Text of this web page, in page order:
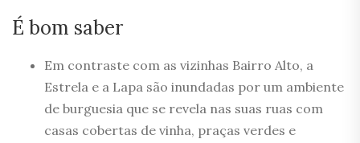
É bom saber
Em contraste com as vizinhas Bairro Alto, a
Estrela e a Lapa são inundadas por um ambiente
de burguesia que se revela nas suas ruas com
casas cobertas de vinha, praças verdes e